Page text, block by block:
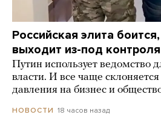
Российская элита
выходит из-под контроля
Путин использует ведомство
власти. И все чаще
давления на бизнес и
НОВОСТИ 18 часов назад